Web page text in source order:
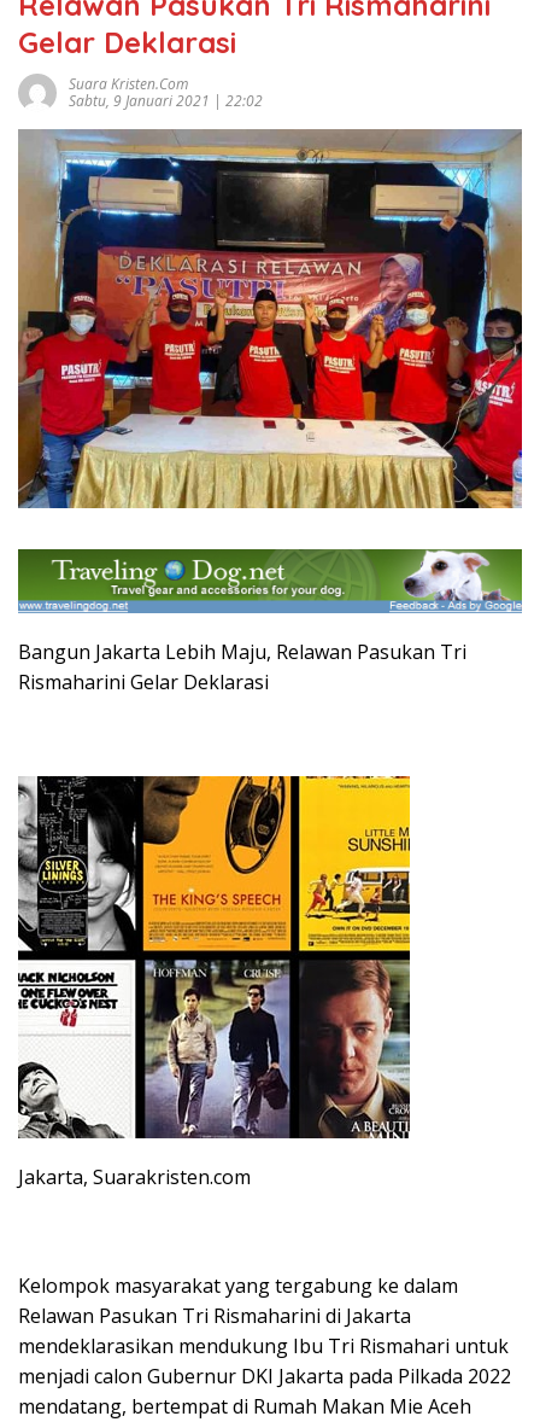
Gelar Deklarasi
Suara Kristen.com
Sabtu, 9 Januari 2021 | 22:02
Bangun Jakarta Lebih Maju, Relawan Pasukan Tri
Rismaharini Gelar Deklarasi
Jakarta, Suarakristen.com
Kelompok masyarakat yang tergabung ke dalam
Relawan Pasukan Tri Rismaharini di Jakarta
mendeklarasikan mendukung Ibu Tri Rismahari untuk
menjadi calon Gubernur DKI Jakarta pada Pilkada 2022
mendatang, bertempat di Rumah Makan Mie Aceh